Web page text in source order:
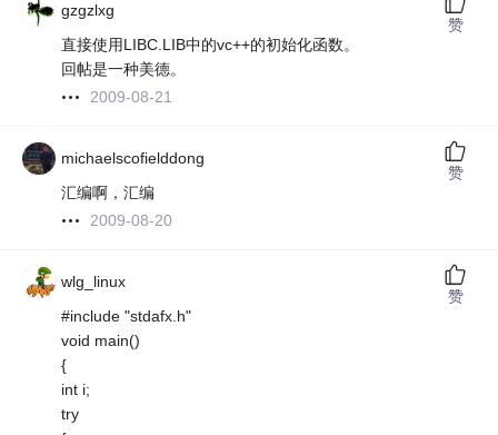
gzgzlxg
直接使用LIBC.LIB中的vc++的初始化函数。
回帖是一种美德。
2009-08-21
赞
michaelscofielddong
汇编啊，汇编
2009-08-20
赞
wlg_linux
#include "stdafx.h"
void main()
{
int i;
try
赞